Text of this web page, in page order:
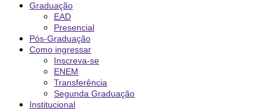
Graduação
EAD
Presencial
Pós-Graduação
Como ingressar
Inscreva-se
ENEM
Transferência
Segunda Graduação
Institucional